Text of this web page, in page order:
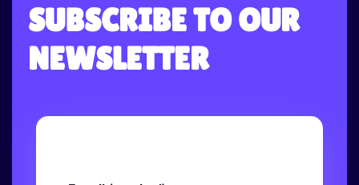
SUBSCRIBE TO OUR
NEWSLETTER